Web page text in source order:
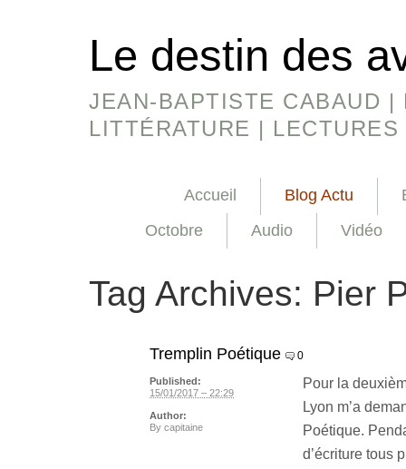
Le destin des
JEAN-BAPTISTE CABAUD
LITTÉRATURE |
Accueil Blog Actu
Octobre
Audio Vidéo
Tag Archives: Pier
Tremplin Poétique 0
Pour la
Lyon m’a
Poétique.
d’écriture tous
Published:
15/01/2017 – 22:29
Author:
By capitaine